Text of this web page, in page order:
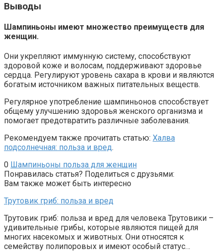
Выводы
Шампиньоны имеют множество преимуществ для
женщин.
Они укрепляют иммунную систему, способствуют
здоровой коже и волосам, поддерживают здоровье
сердца. Регулируют уровень сахара в крови и являются
богатым источником важных питательных веществ.
Регулярное употребление шампиньонов способствует
общему улучшению здоровья женского организма и
помогает предотвратить различные заболевания.
Рекомендуем также прочитать статью: Халва
подсолнечная: польза и вред.
0 Шампиньоны польза для женщин
Понравилась статья? Поделиться с друзьями:
Вам также может быть интересно
Трутовик гриб: польза и вред
Трутовик гриб: польза и вред для человека Трутовики –
удивительные грибы, которые являются пищей для
многих насекомых и животных. Они относятся к
семейству полипоровых и имеют особый статус…